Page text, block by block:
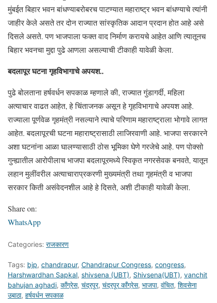
मुंबईत बिहार भवन बांधण्याबरोबरच पाटण्यात महाराष्ट्र भवन बांधण्याचे त्यांनी
जाहीर केले असते तर दोन राज्यात सांस्कृतिक आदान प्रदान होत आहे असे
दिसले असते. पण भाजपाला फक्त वाद निर्माण करायचे आहेत आणि त्यातूनच
बिहार भवनचा मुद्दा पुढे आणला असल्याची टीकाही यावेळी केला.
बदलापूर घटना गृहविभागाचे अपयश..
पुढे बोलताना हर्षवर्धन सपकाळ म्हणाले की, राज्यात गुंडागर्दी, महिला
अत्याचार वाढत आहेत, हे चिंताजनक असून हे गृहविभागाचे अपयश आहे.
राज्याला पूर्णवेळ गृहमंत्री नसल्याने त्याचे परिणाम महाराष्ट्राला भोगावे लागत
आहेत. बदलापूरची घटना महाराष्ट्रासाठी लाजिरवाणी आहे. भाजपा सरकारने
अशा घटनांना आळा घालण्यासाठी ठोस भूमिका घेणे गरजेचे आहे. पण पोक्सो
गुन्ह्यातील आरोपीलाच भाजपा बदलापूरमध्ये स्विकृत नगरसेवक बनवते, यातून
लहान मुलींवरील अत्याचाराप्रकरणी मुख्यमंत्री तथा गृहमंत्री व भाजपा
सरकार किती असंवेदनशील आहे हे दिसते, अशी टीकाही यावेळी केला.
Share on:
WhatsApp
Categories: राजकारण
Tags: bjp, chandrapur, Chandrapur Congress, congress,
Harshwardhan Sapkal, shivsena (UBT), Shivsena(UBT), vanchit
bahujan aghadi, काँग्रेस, चंद्रपूर, चंद्रपूर काँग्रेस, भाजपा, वंचित, शिवसेना
उबाठा, हर्षवर्धन सपकाळ